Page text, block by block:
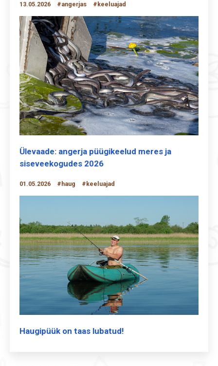
13.05.2026 #angerjas #keeluajad
Ülevaade: angerja püügikeelud meres ja
siseveekogudes 2026
01.05.2026 #haug #keeluajad
Haugipüük on taas lubatud!